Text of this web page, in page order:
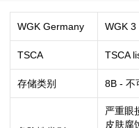
WGK Germany WGK 3
TSCA TSCA
存储类别 8B - 不
严重眼
皮肤腐